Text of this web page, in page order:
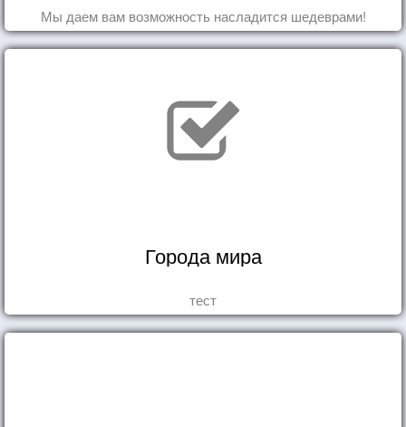
Мы даем вам возможность насладится шедеврами!
Города мира
тест